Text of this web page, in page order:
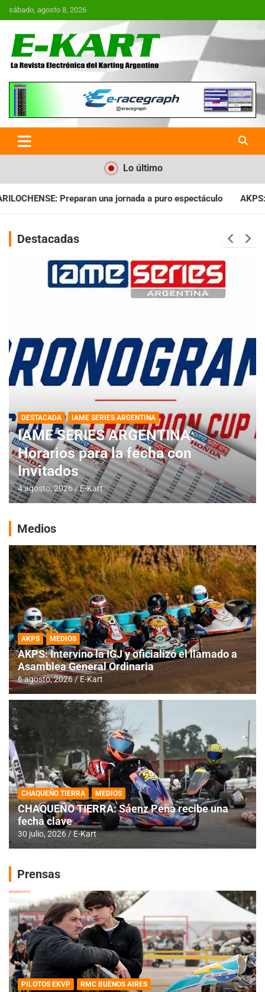
Saltar
al
sábado, agosto 8, 2026
E-Kart.com.ar | La Revista
Electrónica del Karting en
Argentina
Lo último
a puro espectáculo AKPS: Intervino la IGJ y oficializó el
Destacadas
DESTACADA IAME SERIES ARGENTINA
IAME SERIES ARGENTINA:
Horarios para la fecha con
Invitados
4 agosto, 2026 E-Kart
Medios
AKPS MEDIOS
AKPS: Intervino la IGJ y oficializó el llamado a
Asamblea General Ordinaria
6 agosto, 2026 E-Kart
CHAQUEÑO TIERRA MEDIOS
CHAQUEÑO TIERRA: Sáenz Peña recibe una
fecha clave
30 julio, 2026 E-Kart
Prensas
PILOTOS EKVP RMC BUENOS AIRES